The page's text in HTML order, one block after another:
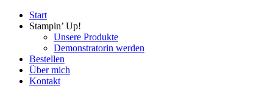
Start
Stampin’ Up!
Unsere Produkte
Demonstratorin werden
Bestellen
Über mich
Kontakt